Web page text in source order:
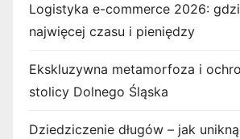
Logistyka e-commerce 2026:
najwięcej czasu i pieniędzy
Ekskluzywna metamorfoza i
stolicy Dolnego Śląska
Dziedziczenie długów – jak